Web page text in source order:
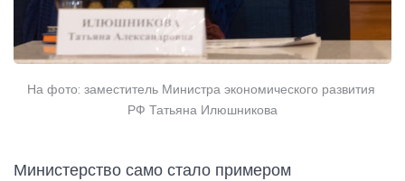
На фото: заместитель Министра экономического развития
РФ Татьяна Илюшникова
Министерство само стало примером